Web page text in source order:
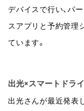
デバイスで行い、パ
スアプリと予約管理
ています。
出光×スマートドラ
出光さんが最近発表